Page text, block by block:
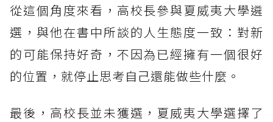
從這個角度來看，高校長參與夏威夷大學遴
選，與他在書中所談的人生態度一致：對新
的可能保持好奇，不因為已經擁有一個很好
的位置，就停止思考自己還能做些什麼。
最後，高校長並未獲選，夏威夷大學選擇了